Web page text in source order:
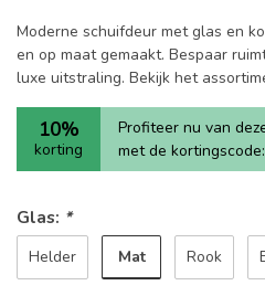
Moderne schuifdeur met glas en
en op maat gemaakt. Bespaar
luxe uitstraling. Bekijk het
10%
korting
Profiteer nu van
met de kortingscode:
Glas: *
Helder Mat Rook